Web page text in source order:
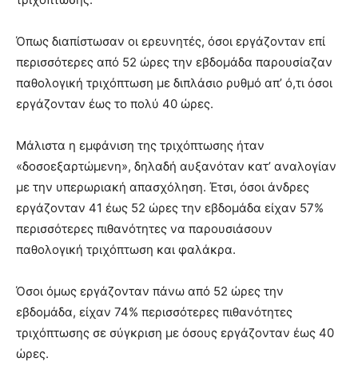
Όπως διαπίστωσαν οι ερευνητές, όσοι εργάζονταν επί
περισσότερες από 52 ώρες την εβδομάδα παρουσίαζαν
παθολογική τριχόπτωση με διπλάσιο ρυθμό απ’ ό,τι όσοι
εργάζονταν έως το πολύ 40 ώρες.
Μάλιστα η εμφάνιση της τριχόπτωσης ήταν
«δοσοεξαρτώμενη», δηλαδή αυξανόταν κατ’ αναλογίαν
με την υπερωριακή απασχόληση. Έτσι, όσοι άνδρες
εργάζονταν 41 έως 52 ώρες την εβδομάδα είχαν 57%
περισσότερες πιθανότητες να παρουσιάσουν
παθολογική τριχόπτωση και φαλάκρα.
Όσοι όμως εργάζονταν πάνω από 52 ώρες την
εβδομάδα, είχαν 74% περισσότερες πιθανότητες
τριχόπτωσης σε σύγκριση με όσους εργάζονταν έως 40
ώρες.